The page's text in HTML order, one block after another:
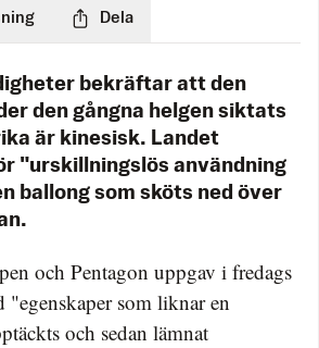
Dela
bekräftar att den
den gångna helgen siktats
är kinesisk. Landet
"urskillningslös användning
ballong som sköts ned över
och Pentagon uppgav i fredags
"egenskaper som liknar en
och sedan lämnat